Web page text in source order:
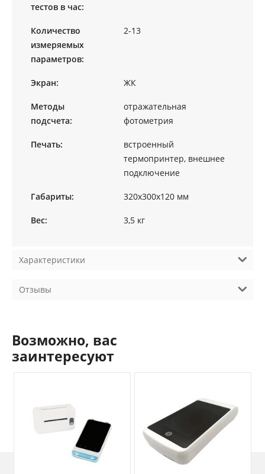
тестов в час:
Количество
измеряемых
параметров:
2-13
Экран: ЖК
Методы
подсчета:
отражательная
фотометрия
Печать:
встроенный
термопринтер, внешнее
подключение
Габариты: 320х300х120 мм
Вес: 3,5 кг
Характеристики
Отзывы
Возможно, вас
заинтересуют